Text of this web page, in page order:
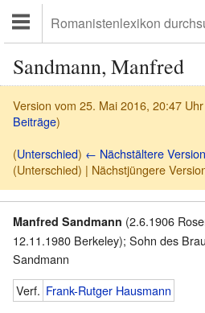
Sandmann, Manfred
Version vom 25. Mai 2016, 20:47
Beiträge)
(Unterschied) ← Nächstältere Version
(Unterschied) | Nächstjüngere
Manfred Sandmann (2.6.1906
12.11.1980 Berkeley); Sohn des
Sandmann
Verf. Frank-Rutger Hausmann